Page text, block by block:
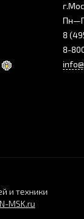
8
8-
и техники
MSK.ru